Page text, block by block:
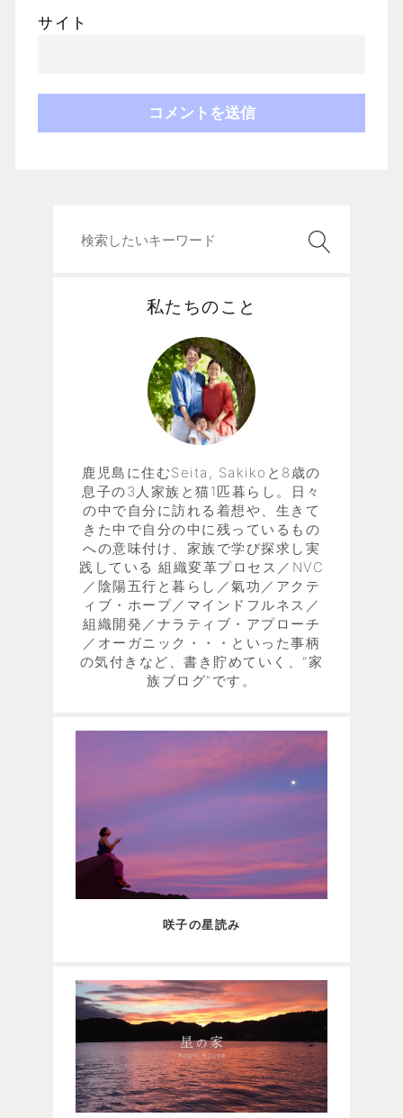
サイト
私たちのこと
鹿児島に住むSeita, Sakikoと8歳の
息子の3人家族と猫1匹暮らし。日々
の中で自分に訪れる着想や、生きて
きた中で自分の中に残っているもの
への意味付け、家族で学び探求し実
践している 組織変革プロセス／NVC
／陰陽五行と暮らし／氣功／アクテ
ィブ・ホープ／マインドフルネス／
組織開発／ナラティブ・アプローチ
／オーガニック・・・といった事柄
の気付きなど、書き貯めていく、“家
族ブログ”です。
咲子の星読み